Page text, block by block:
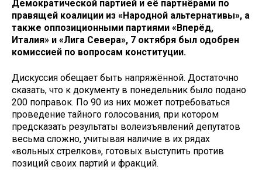
Демократической партией и её партнёрами по
правящей коалиции из «Народной альтернативы», а
также оппозиционными партиями «Вперёд,
Италия» и «Лига Севера», 7 октября был одобрен
комиссией по вопросам конституции.
Дискуссия обещает быть напряжённой. Достаточно
сказать, что к документу в понедельник было подано
200 поправок. По 90 из них может потребоваться
проведение тайного голосования, при котором
предсказать результаты волеизъявлений депутатов
весьма сложно, учитывая наличие в их рядах
«вольных стрелков», готовых выступить против
позиций своих партий и фракций.